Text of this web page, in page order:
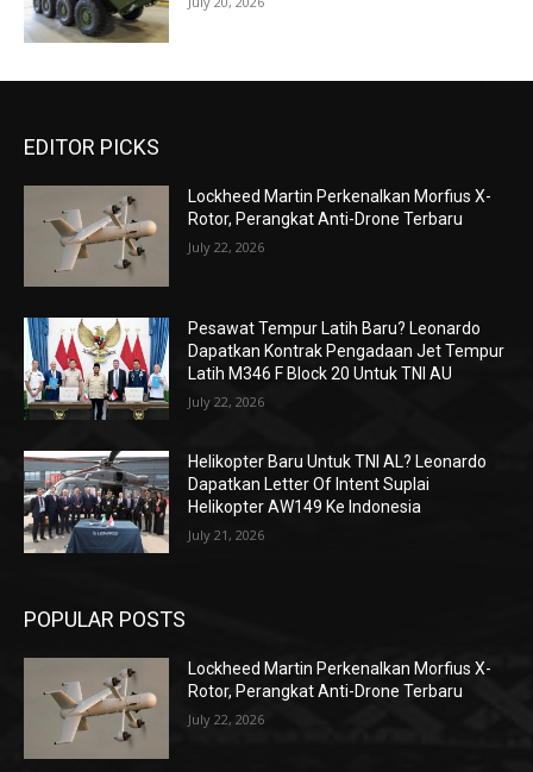
EDITOR PICKS
Lockheed Martin Perkenalkan Morfius X-
Rotor, Perangkat Anti-Drone Terbaru
July 22, 2026
Pesawat Tempur Latih Baru? Leonardo
Dapatkan Kontrak Pengadaan Jet Tempur
Latih M346 F Block 20 Untuk TNI AU
July 22, 2026
Helikopter Baru Untuk TNI AL? Leonardo
Dapatkan Letter Of Intent Suplai
Helikopter AW149 Ke Indonesia
July 21, 2026
POPULAR POSTS
Lockheed Martin Perkenalkan Morfius X-
Rotor, Perangkat Anti-Drone Terbaru
July 22, 2026